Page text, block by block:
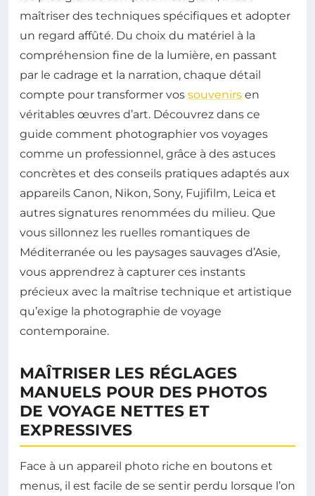
maîtriser des techniques spécifiques et adopter
un regard affûté. Du choix du matériel à la
compréhension fine de la lumière, en passant
par le cadrage et la narration, chaque détail
compte pour transformer vos souvenirs en
véritables œuvres d’art. Découvrez dans ce
guide comment photographier vos voyages
comme un professionnel, grâce à des astuces
concrètes et des conseils pratiques adaptés aux
appareils Canon, Nikon, Sony, Fujifilm, Leica et
autres signatures renommées du milieu. Que
vous sillonnez les ruelles romantiques de
Méditerranée ou les paysages sauvages d’Asie,
vous apprendrez à capturer ces instants
précieux avec la maîtrise technique et artistique
qu’exige la photographie de voyage
contemporaine.
MAÎTRISER LES RÉGLAGES
MANUELS POUR DES PHOTOS
DE VOYAGE NETTES ET
EXPRESSIVES
Face à un appareil photo riche en boutons et
menus, il est facile de se sentir perdu lorsque l’on